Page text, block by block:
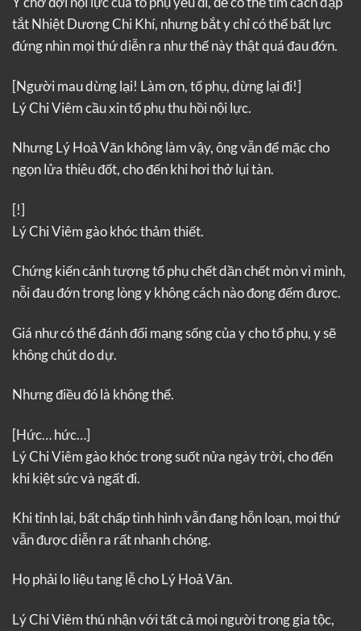
tắt Nhiệt Dương Chi Khí, nhưng bắt y chỉ có thể bất lực
đứng nhìn mọi thứ diễn ra như thế này thật quá đau đớn.
[Người mau dừng lại! Làm ơn, tổ phụ, dừng lại đi!]
Lý Chi Viêm cầu xin tổ phụ thu hồi nội lực.
Nhưng Lý Hoả Văn không làm vậy, ông vẫn để mặc cho
ngọn lửa thiêu đốt, cho đến khi hơi thở lụi tàn.
[!]
Lý Chi Viêm gào khóc thảm thiết.
Chứng kiến ​​cảnh tượng tổ phụ chết dần chết mòn vì mình,
nỗi đau đớn trong lòng y không cách nào đong đếm được.
Giá như có thể đánh đổi mạng sống của y cho tổ phụ, y sẽ
không chút do dự.
Nhưng điều đó là không thể.
[Hức… hức…]
Lý Chi Viêm gào khóc trong suốt nửa ngày trời, cho đến
khi kiệt sức và ngất đi.
Khi tỉnh lại, bất chấp tình hình vẫn đang hỗn loạn, mọi thứ
vẫn được diễn ra rất nhanh chóng.
Họ phải lo liệu tang lễ cho Lý Hoả Văn.
Lý Chi Viêm thú nhận với tất cả mọi người trong gia tộc,